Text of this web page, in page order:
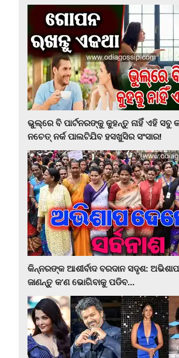
ଭୁଲ୍‌ରେ ବି ପାର୍ଟନରଙ୍କୁ କୁହନ୍ତୁ ନାହିଁ ଏହି ସବୁ
ନଚେତ୍‌ ନର୍କ ପାଲଟିଯିବ ହସଖୁସିର ସଂସାର!
କିନ୍ନରଙ୍କ ଆଶୀର୍ବାଦ ବରଦାନ ସଦୃଶ:
ଜାଣନ୍ତୁ କ’ଣ ଭୋଗିବାକୁ ପଡିବ...